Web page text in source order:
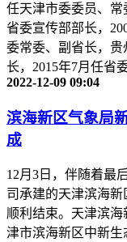
任天津市委委员、常
省委宣传部部长，
委常委、副省长，贵
长，2015年7月任省
2022-12-09 09:04
滨海新区气象局
成
12月3日，伴随着最
司承建的天津滨海
顺利结束。天津滨
津市滨海新区中新生